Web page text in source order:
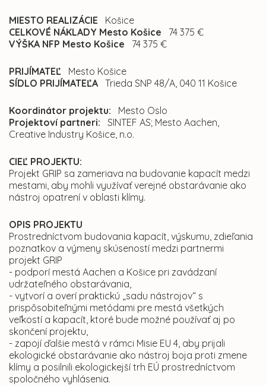
MIESTO REALIZÁCIE Košice
CELKOVÉ NÁKLADY Mesto Košice 74 375 €
VÝŠKA NFP Mesto Košice 74 375 €
PRIJÍMATEĽ Mesto Košice
SÍDLO PRIJÍMATEĽA Trieda SNP 48/A, 040 11 Košice
Koordinátor projektu: Mesto Oslo
Projektoví partneri: SINTEF AS; Mesto Aachen,
Creative Industry Košice, n.o.
CIEĽ PROJEKTU:
Projekt GRIP sa zameriava na budovanie kapacít medzi
mestami, aby mohli využívať verejné obstarávanie ako
nástroj opatrení v oblasti klímy.
OPIS PROJEKTU
Prostredníctvom budovania kapacít, výskumu, zdieľania
poznatkov a výmeny skúseností medzi partnermi
projekt GRIP
- podporí mestá Aachen a Košice pri zavádzaní
udržateľného obstarávania,
- vytvorí a overí praktickú „sadu nástrojov“ s
prispôsobiteľnými metódami pre mestá všetkých
veľkostí a kapacít, ktoré bude možné používať aj po
skončení projektu,
- zapojí ďalšie mestá v rámci Misie EU 4, aby prijali
ekologické obstarávanie ako nástroj boja proti zmene
klímy a posilnili ekologickejší trh EÚ prostredníctvom
spoločného vyhlásenia.